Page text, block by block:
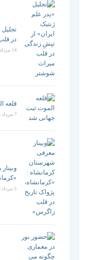
در
14 مرداد 1405
قلعه
7 مرداد 1405
5 مرداد 1405